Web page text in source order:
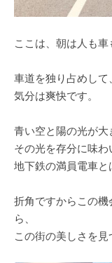
ここは、朝は人も車
車道を独り占めして
気分は爽快です。
青い空と陽の光が大
その光を存分に味わ
地下鉄の満員電車と
折角ですからこの
ら、
この街の美しさを見